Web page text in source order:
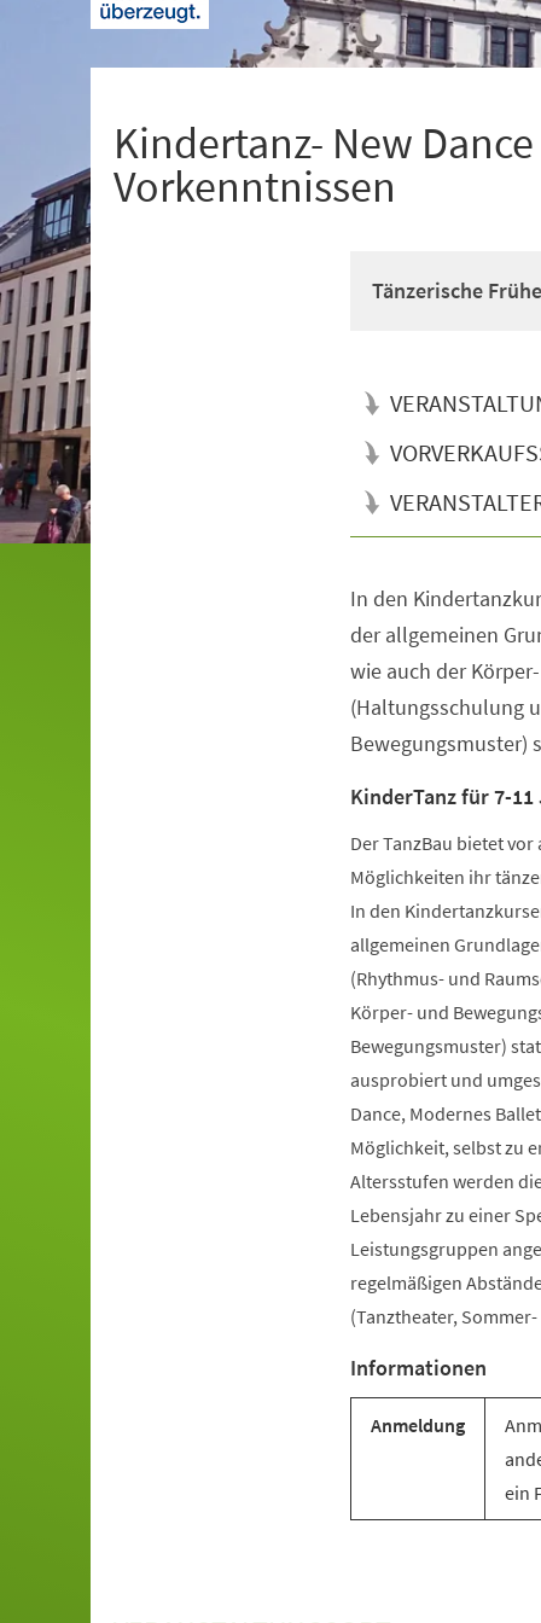
Kindertanz- New
Vorkenntnissen
Tänzerische
In den
der allgemeinen
wie auch der
(Haltungsschulung
Bewegungsmuster)
KinderTanz für 7-
Der TanzBau bietet
Möglichkeiten ihr
In den
allgemeinen
(Rhythmus- und
Körper- und
Bewegungsmuster)
ausprobiert und
Dance, Modernes
Möglichkeit, selbst zu
Altersstufen werden
Lebensjahr zu einer
Leistungsgruppen
regelmäßigen
(Tanztheater,
Informationen
Anmeldung
ein